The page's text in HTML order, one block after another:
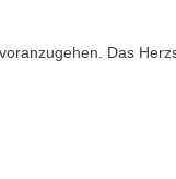
Das